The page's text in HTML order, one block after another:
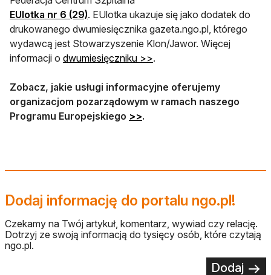
EUlotka nr 6 (29). EUlotka ukazuje się jako dodatek do
drukowanego dwumiesięcznika gazeta.ngo.pl, którego
wydawcą jest Stowarzyszenie Klon/Jawor. Więcej
informacji o dwumiesięczniku >>.
Zobacz, jakie usługi informacyjne oferujemy
organizacjom pozarządowym w ramach naszego
Programu Europejskiego >>.
Dodaj informację do portalu ngo.pl!
Czekamy na Twój artykuł, komentarz, wywiad czy relację.
Dotrzyj ze swoją informacją do tysięcy osób, które czytają
ngo.pl.
Dodaj